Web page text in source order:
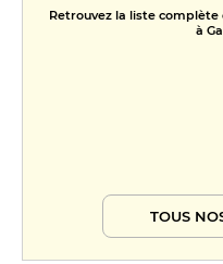
Retrouvez la liste
à
TOUS